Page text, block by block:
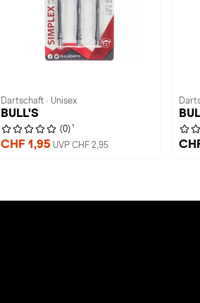
Dartschaft · Unisex
BULL'S
(0) 1
CHF 1,95 UVP CHF 2,95